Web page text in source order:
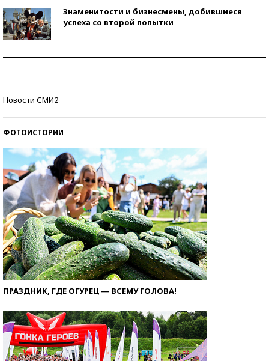
Знаменитости и бизнесмены, добившиеся
успеха со второй попытки
Новости СМИ2
ФОТОИСТОРИИ
ПРАЗДНИК, ГДЕ ОГУРЕЦ — ВСЕМУ ГОЛОВА!